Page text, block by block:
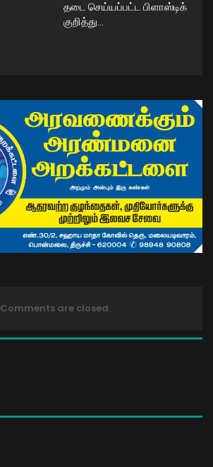
தடை செய்யப்பட்ட பிளாஸ்டிக்
குறித்து…
Comments are closed.